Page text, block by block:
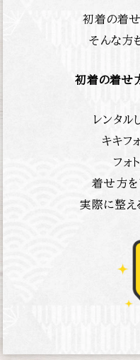
初着の着
そんな方
初着の着せ
レンタル
キキフ
フォ
着せ方を
実際に整え